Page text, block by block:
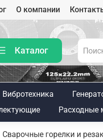
О компании
Каталог
Вибротехника
Расходные
Сварочные горелки и